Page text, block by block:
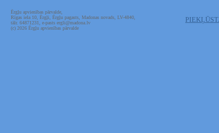
Ērgļu apvienības pārvalde,
Rīgas iela 10, Ērgļi, Ērgļu pagasts, Madonas novads, LV-4840,
tālr. 64871231, e-pasts ergli@madona.lv
(c) 2026 Ērgļu apvienības pārvalde